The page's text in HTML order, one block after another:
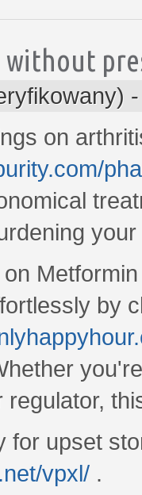
on
by
regulator,
for upset
vpxl/ .